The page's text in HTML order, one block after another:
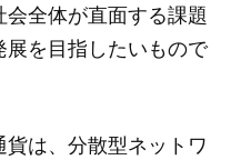
全体が直面する課題
を目指したいもので
は、分散型ネットワ